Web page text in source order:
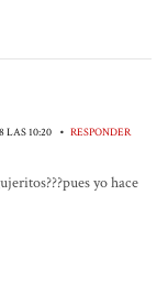
LAS 10:20 • RESPONDER
yo hace